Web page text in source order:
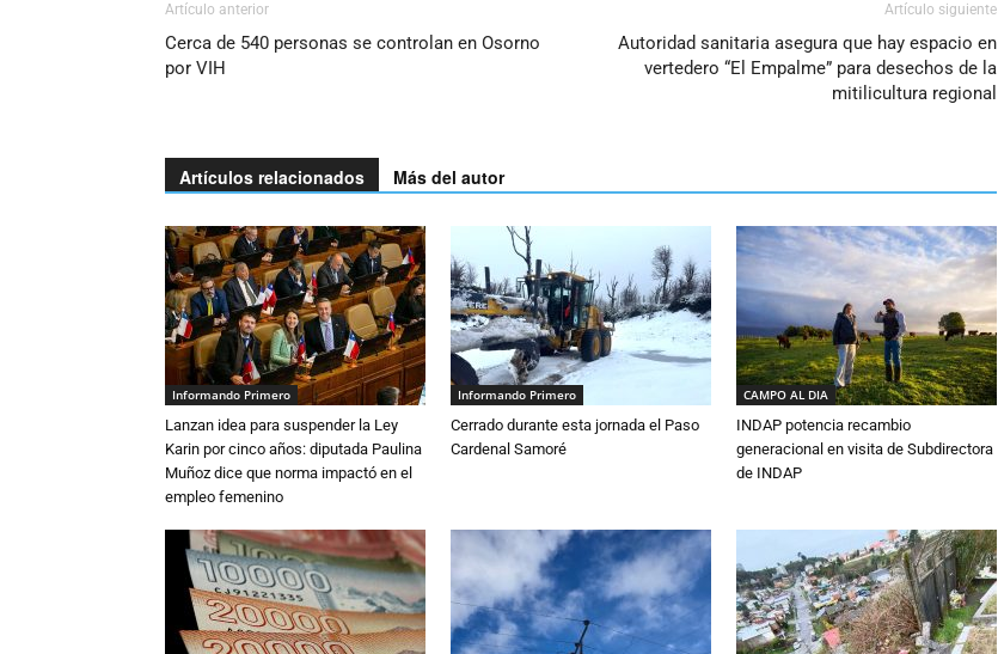
Artículo anterior
Cerca de 540 personas se controlan en Osorno
por VIH
Artículo siguiente
Autoridad sanitaria asegura que hay espacio en
vertedero “El Empalme” para desechos de la
mitilicultura regional
Artículos relacionados Más del autor
Informando Primero
Lanzan idea para suspender la Ley
Karin por cinco años: diputada Paulina
Muñoz dice que norma impactó en el
empleo femenino
Informando Primero
Cerrado durante esta jornada el Paso
Cardenal Samoré
CAMPO AL DIA
INDAP potencia recambio
generacional en visita de Subdirectora
de INDAP